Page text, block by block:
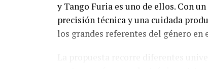
y Tango Furia es uno de ellos. Con
precisión técnica y una cuidada
los grandes referentes del género en